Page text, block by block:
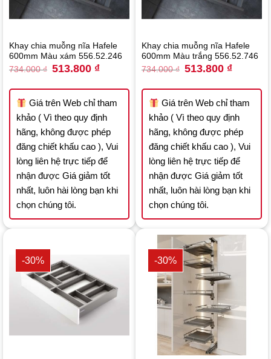
Khay chia muỗng nĩa Hafele
600mm Màu xám 556.52.246
734.000₫ Original
price
734.000 ₫.
513.800 ₫Current
513.800 ₫.
Giá trên Web chỉ tham
khảo ( Vì theo quy định
hãng, không được phép
đăng chiết khấu cao ), Vui
lòng liên hệ trực tiếp để
nhận được Giá giảm tốt
nhất, luôn hài lòng bạn khi
chọn chúng tôi.
Khay chia muỗng nĩa Hafele
600mm Màu trắng 556.52.746
734.000₫ Original
price
734.000 ₫.
513.800 ₫Current
513.800
Giá trên Web chỉ tham
khảo ( Vì theo quy định
hãng, không được phép
đăng chiết khấu cao ), Vui
lòng liên hệ trực tiếp để
nhận được Giá giảm tốt
nhất, luôn hài lòng bạn khi
chọn chúng tôi.
-30% -30%